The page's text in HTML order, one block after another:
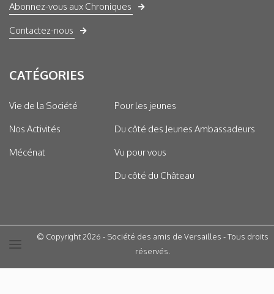
Abonnez-vous aux Chroniques
Contactez-nous
CATÉGORIES
Vie de la Société
Nos Activités
Mécénat
Pour les jeunes
Du côté des Jeunes Ambassadeurs
Vu pour vous
Du côté du Château
© Copyright 2026 - Société des amis de Versailles - Tous droits
réservés.